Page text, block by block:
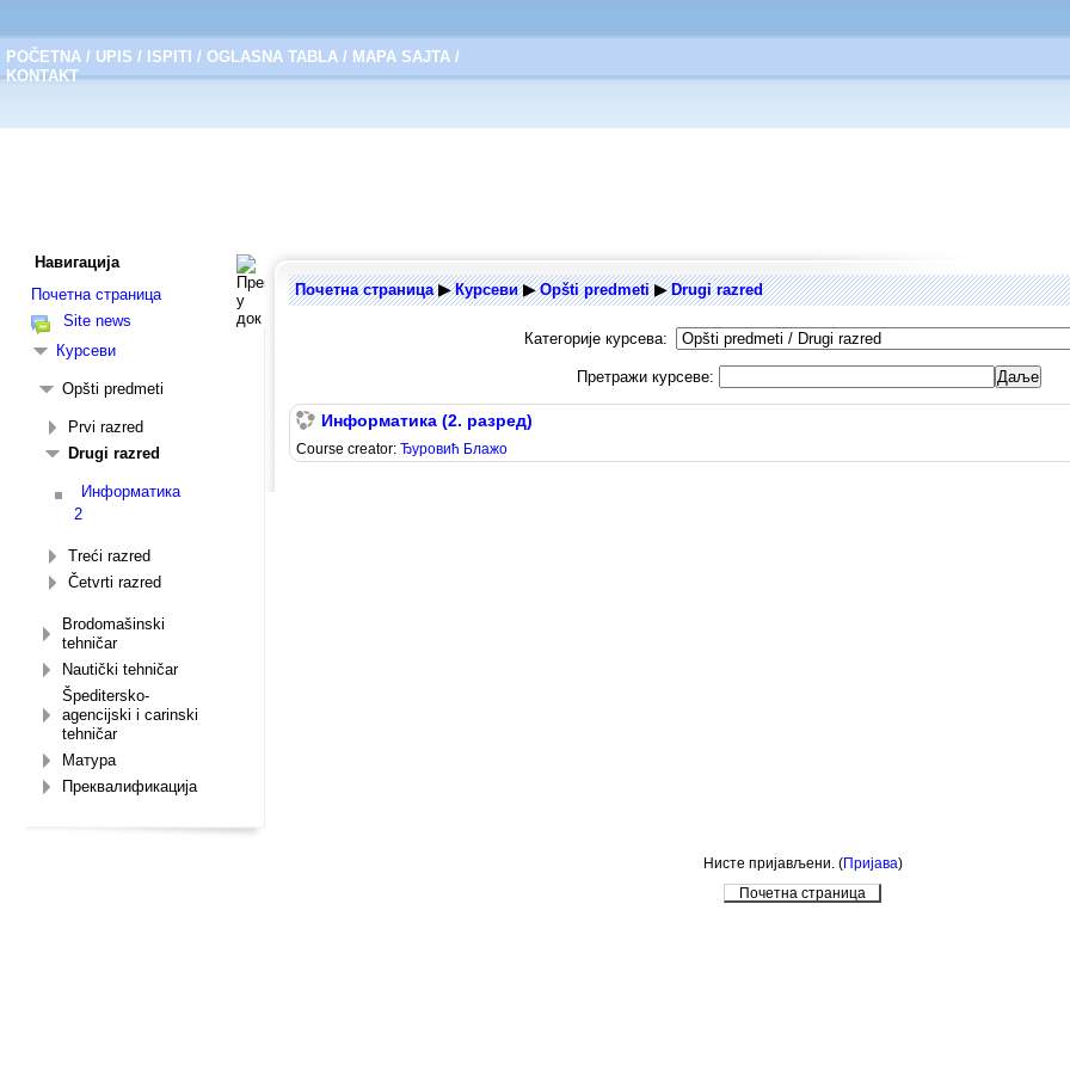
POČETNA / UPIS / ISPITI / OGLASNA TABLA / MAPA SAJTA /
KONTAKT
Навигација
Почетна страница
Site news
Курсеви
Opšti predmeti
Prvi razred
Drugi razred
Информатика
2
Treći razred
Četvrti razred
Brodomašinski
tehničar
Nautički tehničar
Špeditersko-
agencijski i carinski
tehničar
Матура
Преквалификација
Почетна страница ▶︎ Курсеви ▶︎ Opšti predmeti ▶︎ Drugi razred
Категорије курсева:
Претражи курсеве:
Информатика (2. разред)
Course creator: Ђуровић Блажо
Нисте пријављени. (Пријава)
Почетна страница